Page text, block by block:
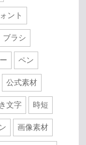
ント
ブラシ
ペン
公式素材
文字 時短
画像素材